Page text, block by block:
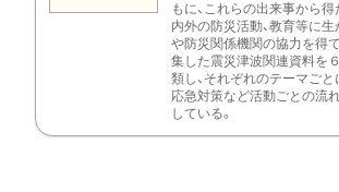
もに、これらの出来事から
内外の防災活動、教育等に生
や防災関係機関の協力を得
集した震災津波関連資料を
類し、それぞれのテーマご
応急対策など活動ごとの流
している。